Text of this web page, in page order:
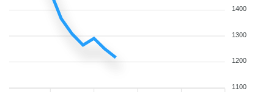
1400
1300
1200
1100